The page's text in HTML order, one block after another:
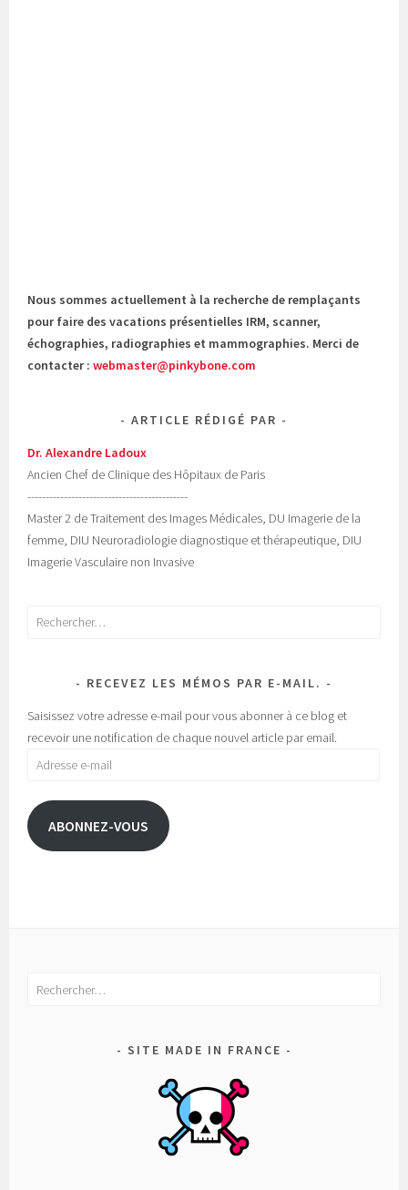
Nous sommes actuellement à la recherche de remplaçants
pour faire des vacations présentielles IRM, scanner,
échographies, radiographies et mammographies. Merci de
contacter :webmaster@pinkybone.com
ARTICLE RÉDIGÉ PAR
Dr. Alexandre Ladoux
Ancien Chef de Clinique des Hôpitaux de Paris
--------------------------------------------
Master 2 de Traitement des Images Médicales, DU Imagerie de la
femme, DIU Neuroradiologie diagnostique et thérapeutique, DIU
Imagerie Vasculaire non Invasive
Rechercher :
RECEVEZ LES MÉMOS PAR E-MAIL.
Saisissez votre adresse e-mail pour vous abonner à ce blog et
recevoir une notification de chaque nouvel article par email.
Adresse
mail
ABONNEZ-VOUS
Rechercher :
SITE MADE IN FRANCE